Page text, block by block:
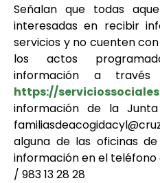
Señalan que todas
interesadas en recibir
servicios y no cuenten
los actos
información a
https://
información de la
alguna de las oficinas
información en el teléfono
/ 983 13 28 28